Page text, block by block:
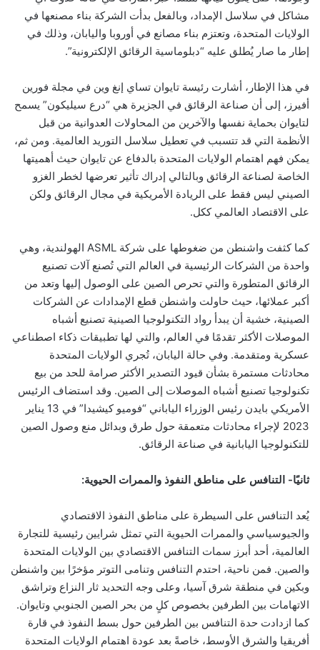
مشاكل في سلاسل الإمداد، وبالفعل بدأت الشركة بناء مصنعها في
الولايات المتحدة، وتعتزم بناء مصانع في أوروبا واليابان، وذلك في
إطار ما صار يُطلق عليه “دبلوماسية الرقائق الإلكترونية”.
في هذا الإطار، أشارت رئيسة تايوان تساي إنغ وين في مجلة فورين
أفيرز، إلى أن صناعة الرقائق في الجزيرة هي “درع سيليكون” يسمح
لتايوان بحماية نفسها والآخرين من المحاولات العدوانية من قبل
الأنظمة التي قد تتسبب في تعطيل سلاسل التوريد العالمية. ومن ثم،
يمكن فهم اهتمام الولايات المتحدة بالدفاع عن تايوان حيث أهميتها
الخاصة لصناعة الرقائق وبالتالي إدراك تأثير تعرضها لخطر الغزو
الصيني ليس فقط على الريادة الأمريكية في مجال الرقائق ولكن
على الاقتصاد العالمي ككل.
كما كثفت واشنطن من ضغوطها على شركة ASML الهولندية، وهي
واحدة من الشركات الرئيسية في العالم التي تُصنع آلات تصنيع
الرقائق المتطورة والتي تحرص الصين على الوصول إليها وتعد من
أكبر عملائها، حيث حاولت واشنطن قطع الإمدادات عن الشركات
الصينية، خشية أن يبدأ رواد التكنولوجيا الصينية تصنيع أشباه
الموصلات الأكثر تقدمًا في العالم، والتي لها تطبيقات ذكاء اصطناعي
عسكرية ومتقدمة. وفي حالة اليابان، تُجري الولايات المتحدة
محادثات مستمرة بشأن قيود التصدير الأكثر صرامة للحد من بيع
تكنولوجيا تصنيع أشباه الموصلات إلى الصين. وقد استضاف الرئيس
الأمريكي بايدن رئيس الوزراء الياباني “فوميو كيشيدا” في 13 يناير
2023 لإجراء محادثات متعمقة حول طرق وبدائل منع وصول الصين
للتكنولوجيا اليابانية في صناعة الرقائق.
ثانيًا- التنافس على مناطق النفوذ والممرات الحيوية:
يُعد التنافس على السيطرة على مناطق النفوذ الاقتصادي
والجيوسياسي والممرات الحيوية التي تمثل شرايين رئيسية للتجارة
العالمية، أحد أبرز سمات التنافس الاقتصادي بين الولايات المتحدة
والصين. فمن ناحية، احتدم التنافس وتنامى التوتر مؤخرًا بين واشنطن
وبكين في منطقة شرق آسيا، وعلى وجه التحديد ثار النزاع وتراشق
الاتهامات بين الطرفين بخصوص كلٍ من بحر الصين الجنوبي وتايوان.
كما ازدادت حدة التنافس بين الطرفين حول بسط النفوذ في قارة
أفريقيا والشرق الأوسط، خاصةً بعد عودة اهتمام الولايات المتحدة